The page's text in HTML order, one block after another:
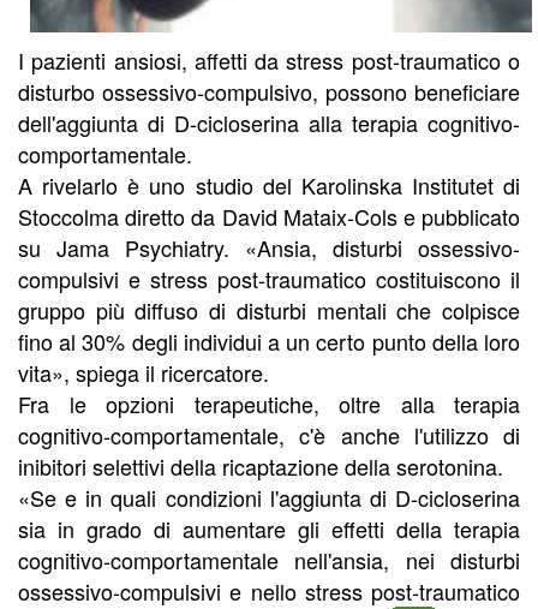
I pazienti ansiosi, affetti da stress post-traumatico o
disturbo ossessivo-compulsivo, possono beneficiare
dell'aggiunta di D-cicloserina alla terapia cognitivo-
comportamentale.
A rivelarlo è uno studio del Karolinska Institutet di
Stoccolma diretto da David Mataix-Cols e pubblicato
su Jama Psychiatry. «Ansia, disturbi ossessivo-
compulsivi e stress post-traumatico costituiscono il
gruppo più diffuso di disturbi mentali che colpisce
fino al 30% degli individui a un certo punto della loro
vita», spiega il ricercatore.
Fra le opzioni terapeutiche, oltre alla terapia
cognitivo-comportamentale, c'è anche l'utilizzo di
inibitori selettivi della ricaptazione della serotonina.
«Se e in quali condizioni l'aggiunta di D-cicloserina
sia in grado di aumentare gli effetti della terapia
cognitivo-comportamentale nell'ansia, nei disturbi
ossessivo-compulsivi e nello stress post-traumatico